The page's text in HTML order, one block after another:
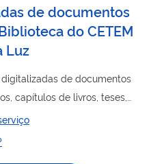
de documentos
do CETEM
Luz
de documentos
capítulos de livros, teses,
em eventos, com o
em conformidade
A biblioteca do